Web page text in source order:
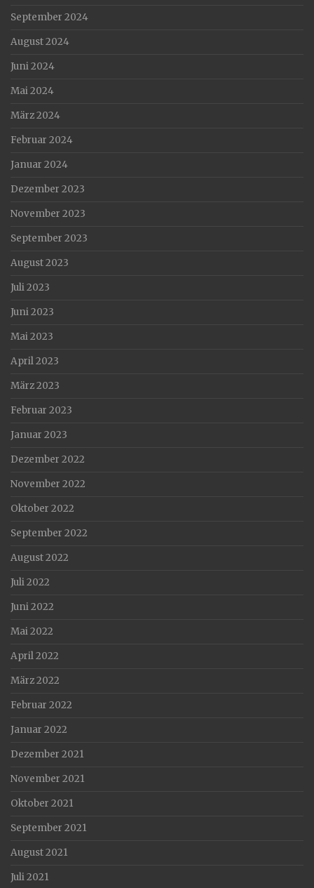
September 2024
August 2024
Juni 2024
Mai 2024
März 2024
Februar 2024
Januar 2024
Dezember 2023
November 2023
September 2023
August 2023
Juli 2023
Juni 2023
Mai 2023
April 2023
März 2023
Februar 2023
Januar 2023
Dezember 2022
November 2022
Oktober 2022
September 2022
August 2022
Juli 2022
Juni 2022
Mai 2022
April 2022
März 2022
Februar 2022
Januar 2022
Dezember 2021
November 2021
Oktober 2021
September 2021
August 2021
Juli 2021